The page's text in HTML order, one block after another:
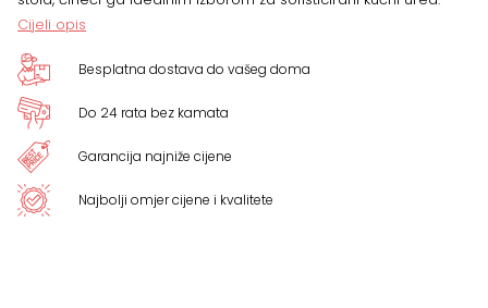
Cijeli opis
Besplatna dostava do vašeg doma
Do 24 rata bez kamata
Garancija najniže cijene
Najbolji omjer cijene i kvalitete